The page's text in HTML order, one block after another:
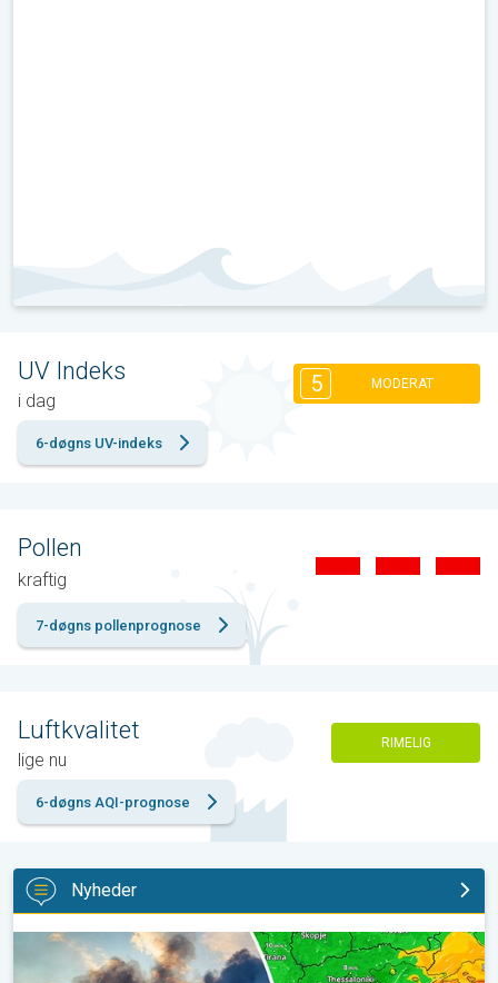
UV Indeks
i dag
5 MODERAT
6-døgns UV-indeks
Pollen
kraftig
7-døgns pollenprognose
Luftkvalitet
lige nu
RIMELIG
6-døgns AQI-prognose
Nyheder
Skovbrande hærger også i Sydøsteuropa. Hed varme og